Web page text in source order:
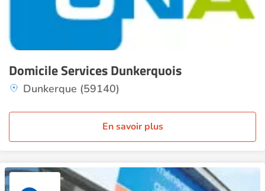
Domicile Services Dunkerquois
Dunkerque (59140)
En savoir plus